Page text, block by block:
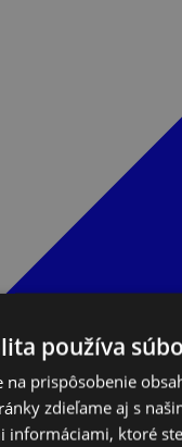
používa
prispôsobenie
zdieľame aj s
informáciami, ktoré